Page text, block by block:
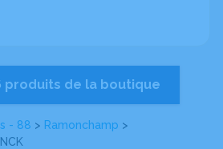
- 88 > Ramonchamp >
produits de la boutique